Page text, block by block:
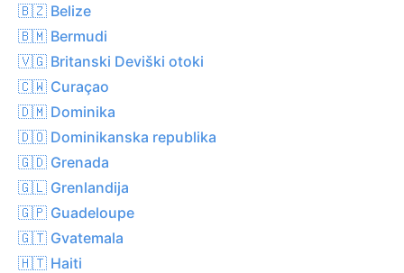
🇧🇿 Belize
🇧🇲 Bermudi
🇻🇬 Britanski Deviški otoki
🇨🇼 Curaçao
🇩🇲 Dominika
🇩🇴 Dominikanska republika
🇬🇩 Grenada
🇬🇱 Grenlandija
🇬🇵 Guadeloupe
🇬🇹 Gvatemala
🇭🇹 Haiti